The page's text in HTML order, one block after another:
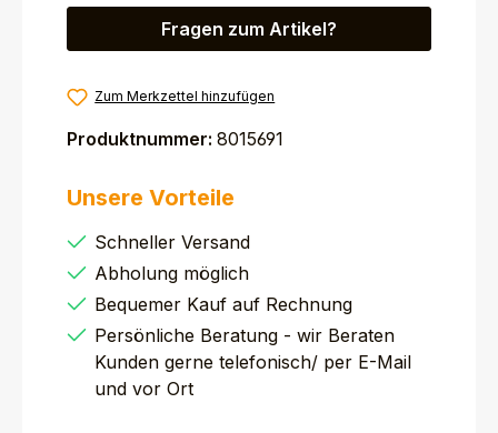
Fragen zum Artikel?
Zum Merkzettel hinzufügen
Produktnummer: 8015691
Unsere Vorteile
Schneller Versand
Abholung möglich
Bequemer Kauf auf Rechnung
Persönliche Beratung - wir Beraten
Kunden gerne telefonisch/ per E-Mail
und vor Ort